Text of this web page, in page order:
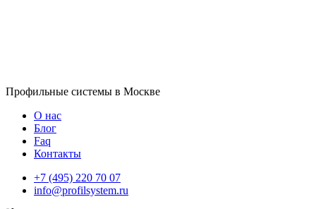
Профильные системы в Москве
О нас
Блог
Faq
Контакты
+7 (495) 220 70 07
info@profilsystem.ru